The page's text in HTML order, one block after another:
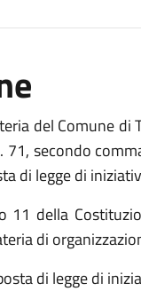
del Comune
secondo
di legge di
11 della
di
di legge di